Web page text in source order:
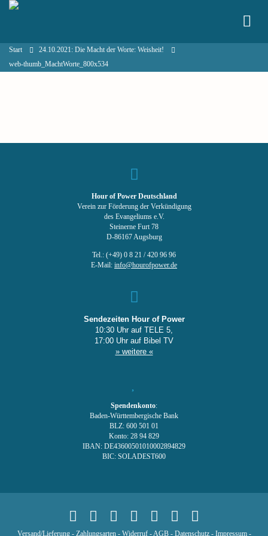
Start
24.10.2021: Die Macht der Worte: Weisheit!
web-thumb_MachtWorte_800x534
Hour of Power Deutschland
Verein zur Förderung der Verkündigung
des Evangeliums e.V.
Steinerne Furt 78
D-86167 Augsburg
Tel.: (+49) 0 8 21 / 420 96 96
E-Mail: info@hourofpower.de
Sendezeiten Hour of Power
10:30 Uhr auf TELE 5,
17:00 Uhr auf Bibel TV
» weitere «
Spendenkonto:
Baden-Württembergische Bank
BLZ: 600 501 01
Konto: 28 94 829
IBAN: DE43600501010002894829
BIC: SOLADEST600
Versand/Lieferung- Zahlungsarten- Widerruf-AGB- Datenschutz- Impressum-